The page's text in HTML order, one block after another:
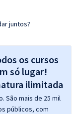
juntos?
os cursos
só lugar!
São mais de 25 mil
públicos, com